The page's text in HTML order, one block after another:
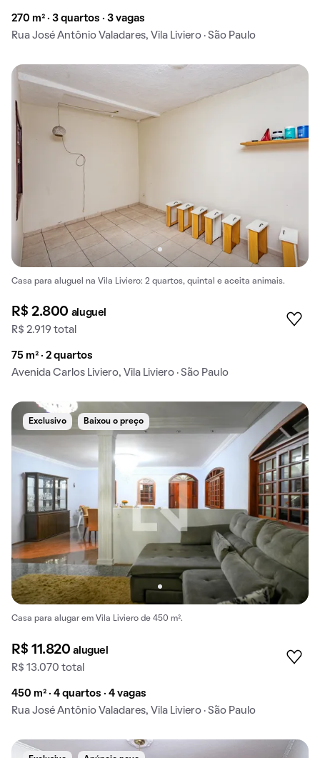
270 m² · 3 quartos · 3 vagas
Rua José Antônio Valadares, Vila Liviero · São Paulo
Casa para aluguel na Vila Liviero: 2 quartos, quintal e aceita animais.
R$ 2.800 aluguel
R$ 2.919 total
75 m² · 2 quartos
Avenida Carlos Liviero, Vila Liviero · São Paulo
Exclusivo Baixou o preço
Casa para alugar em Vila Liviero de 450 m².
R$ 11.820aluguel
R$ 13.070 total
450 m² · 4 quartos · 4 vagas
Rua José Antônio Valadares, Vila Liviero · São Paulo